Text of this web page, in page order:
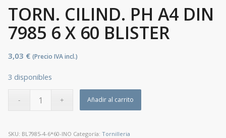
TORN. CILIND. PH A4 DIN
7985 6 X 60 BLISTER
3,03 € (Precio IVA incl.)
3 disponibles
Añadir al carrito
SKU: BL7985-4-6*60-INO Categoría: Tornilleria